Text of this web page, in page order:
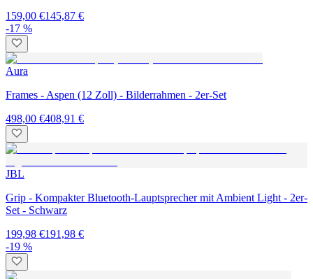
159,00 €145,87 €
-17 %
Aura
Frames - Aspen (12 Zoll) - Bilderrahmen - 2er-Set
498,00 €408,91 €
JBL
Grip - Kompakter Bluetooth-Lauptsprecher mit Ambient Light - 2er-
Set - Schwarz
199,98 €191,98 €
-19 %